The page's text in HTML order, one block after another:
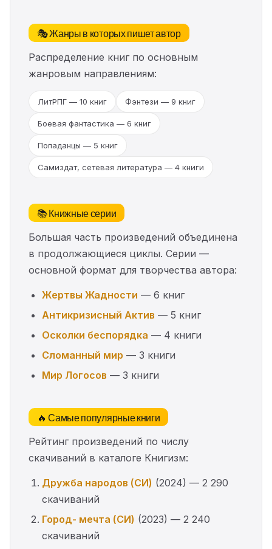
🎭 Жанры в которых пишет автор
Распределение книг по основным
жанровым направлениям:
ЛитРПГ — 10 книг Фэнтези — 9 книг
Боевая фантастика — 6 книг
Попаданцы — 5 книг
Самиздат, сетевая литература — 4 книги
📚 Книжные серии
Большая часть произведений объединена
в продолжающиеся циклы. Серии —
основной формат для творчества автора:
Жертвы Жадности — 6 книг
Антикризисный Актив — 5 книг
Осколки беспорядка — 4 книги
Сломанный мир — 3 книги
Мир Логосов — 3 книги
🔥 Самые популярные книги
Рейтинг произведений по числу
скачиваний в каталоге Книгизм:
Дружба народов (СИ) (2024) — 2 290
скачиваний
Город- мечта (СИ) (2023) — 2 240
скачиваний